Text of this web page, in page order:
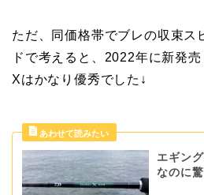
ただ、同価格帯でブレの収束ス
ドで考えると、2022年に新発
Xはかなり優秀でした↓
エギン
なのに